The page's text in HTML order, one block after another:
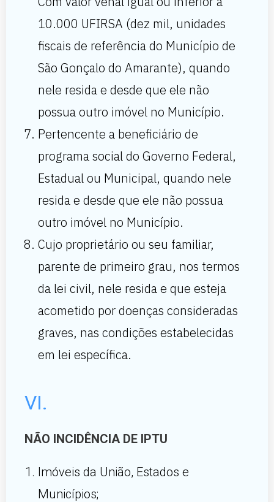
10.000 UFIRSA (dez mil, unidades
fiscais de referência do Município de
São Gonçalo do Amarante), quando
nele resida e desde que ele não
possua outro imóvel no Município.
Pertencente a beneficiário de
programa social do Governo Federal,
Estadual ou Municipal, quando nele
resida e desde que ele não possua
outro imóvel no Município.
Cujo proprietário ou seu familiar,
parente de primeiro grau, nos termos
da lei civil, nele resida e que esteja
acometido por doenças consideradas
graves, nas condições estabelecidas
em lei específica.
VI.
NÃO INCIDÊNCIA DE IPTU
Imóveis da União, Estados e
Municípios;